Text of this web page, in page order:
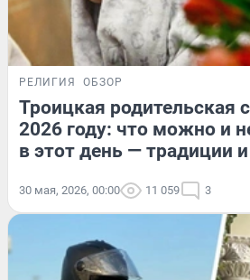
РЕЛИГИЯ ОБЗОР
Троицкая родительская
2026 году: что можно и
в этот день — традиции
30 мая, 2026, 00:00 11 059 3